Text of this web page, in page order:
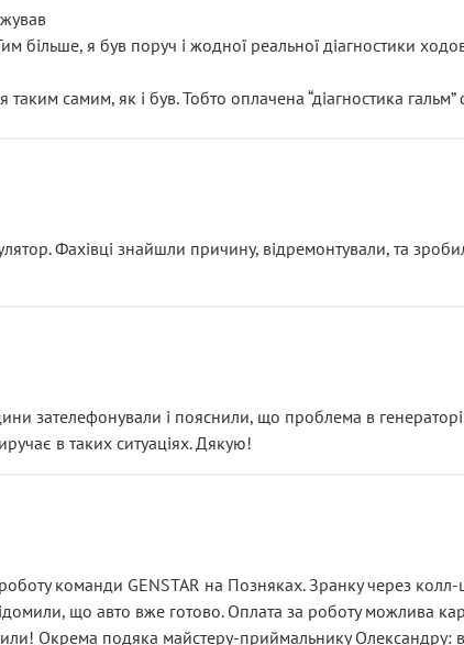
більше, я був поруч і жодної реальної діагностики
самим, як і був. Тобто оплачена “діагностика
із головним гальмівним циліндром у зборі.
і тоді сервіс наче справив хороше враження. Але
( надіюсь новий власник, не застяг в полі))
підірвав.
“аби швидше і дорожче”. Саме це і псує загальне
Фахівці знайшли причину, відремонтували, та
зателефонували і пояснили, що проблема в
в таких ситуаціях. Дякую!
команди GENSTAR на Позняках. Зранку через колл-
що авто вже готово. Оплата за роботу можлива
Окрема подяка майстеру-приймальнику Олександру: